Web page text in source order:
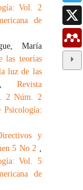
Vol. 2
de
María
las teorías
luz de las
Revista
2 Núm. 2
Psicología:
y
5 No 2
Vol. 5
de